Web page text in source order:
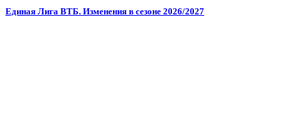
Единая Лига ВТБ. Изменения в сезоне 2026/2027